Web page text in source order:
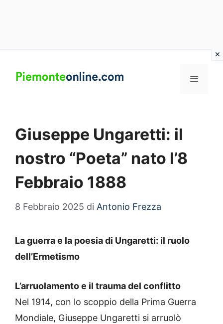
MENU
Giuseppe Ungaretti: il
nostro “Poeta” nato l’8
Febbraio 1888
8 Febbraio 2025 di Antonio Frezza
La guerra e la poesia di Ungaretti: il ruolo
dell’Ermetismo
L’arruolamento e il trauma del conflitto
Nel 1914, con lo scoppio della Prima Guerra
Mondiale, Giuseppe Ungaretti si arruolò